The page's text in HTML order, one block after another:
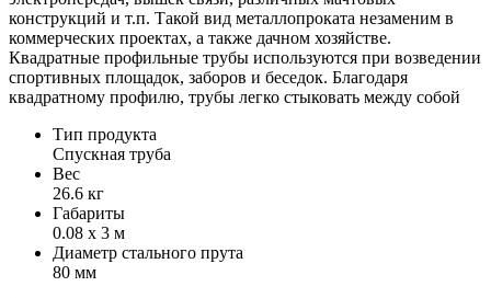
конструкций и т.п. Такой вид металлопроката незаменим в
коммерческих проектах, а также дачном хозяйстве.
Квадратные профильные трубы используются при возведении
спортивных площадок, заборов и беседок. Благодаря
квадратному профилю, трубы легко стыковать между собой
Тип продукта
Спускная труба
Вес
26.6 кг
Габариты
0.08 х 3 м
Диаметр стального прута
80 мм